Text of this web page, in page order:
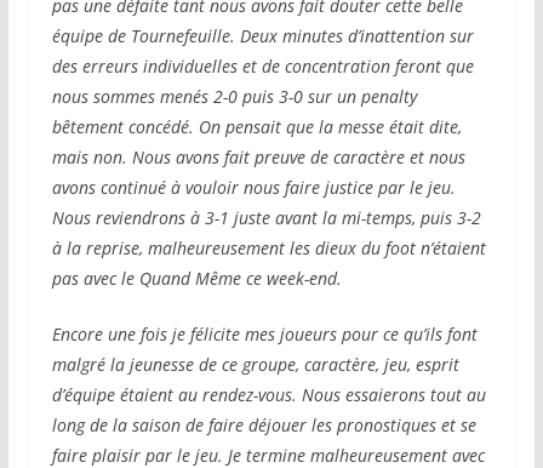
pas une défaite tant nous avons fait douter cette belle
équipe de Tournefeuille. Deux minutes d’inattention sur
des erreurs individuelles et de concentration feront que
nous sommes menés 2-0 puis 3-0 sur un penalty
bêtement concédé. On pensait que la messe était dite,
mais non. Nous avons fait preuve de caractère et nous
avons continué à vouloir nous faire justice par le jeu.
Nous reviendrons à 3-1 juste avant la mi-temps, puis 3-2
à la reprise, malheureusement les dieux du foot n’étaient
pas avec le Quand Même ce week-end.
Encore une fois je félicite mes joueurs pour ce qu’ils font
malgré la jeunesse de ce groupe, caractère, jeu, esprit
d’équipe étaient au rendez-vous. Nous essaierons tout au
long de la saison de faire déjouer les pronostiques et se
faire plaisir par le jeu. Je termine malheureusement avec